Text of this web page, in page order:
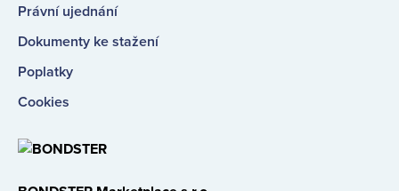
Právní ujednání
Dokumenty ke stažení
Poplatky
Cookies